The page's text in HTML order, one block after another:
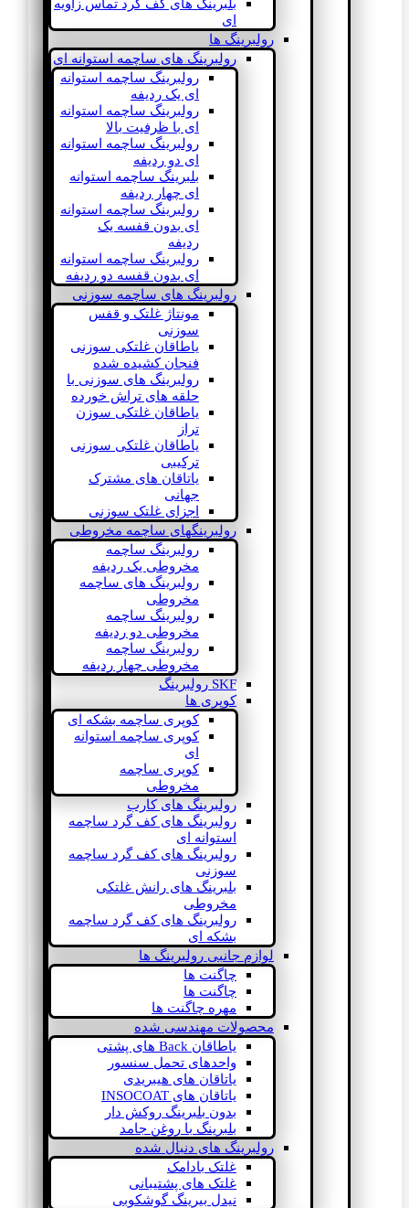
بلبرینگ های کف گرد تماس زاویه
ای
رولبرینگ ها
رولبرینگ های ساچمه استوانه ای
رولبرینگ ساچمه استوانه
ای یک ردیفه
رولبرینگ ساچمه استوانه
ای با ظرفیت بالا
رولبرینگ ساچمه استوانه
ای دو ردیفه
بلبرینگ ساچمه استوانه
ای چهار ردیفه
رولبرینگ ساچمه استوانه
ای بدون قفسه یک
ردیفه
رولبرینگ ساچمه استوانه
ای بدون قفسه دو ردیفه
رولبرینگ های ساچمه سوزنی
مونتاژ غلتک و قفس
سوزنی
یاطاقان غلتکی سوزنی
فنجان کشیده شده
رولبرینگ های سوزنی با
حلقه های تراش خورده
یاطاقان غلتکی سوزن
تراز
یاطاقان غلتکی سوزنی
ترکیبی
یاتاقان های مشترک
جهانی
اجزای غلتک سوزنی
رولبرینگهای ساچمه مخروطی
رولبرینگ ساچمه
مخروطی یک ردیفه
رولبرینگ های ساچمه
مخروطی
رولبرینگ ساچمه
مخروطی دو ردیفه
رولبرینگ ساچمه
مخروطی چهار ردیفه
SKF رولبرینگ
کوپری ها
کوپری ساچمه بشکه ای
کوپری ساچمه استوانه
ای
کوپری ساچمه
مخروطی
رولبرینگ های کارب
رولبرینگ های کف گرد ساچمه
استوانه ای
رولبرینگ های کف گرد ساچمه
سوزنی
بلبرینگ های رانش غلتکی
مخروطی
رولبرینگ های کف گرد ساچمه
بشکه ای
لوازم جانبی رولبرینگ ها
چاگنت ها
چاگنت ها
مهره چاگنت ها
محصولات مهندسی شده
یاطاقان Back های پشتی
واحدهای تحمل سنسور
یاتاقان های هیبریدی
یاتاقان های INSOCOAT
بدون بلبرینگ روکش دار
بلبرینگ با روغن جامد
رولبرینگ های دنبال شده
غلتک بادامک
غلتک های پشتیبانی
نیدل بیرینگ گوشکوبی